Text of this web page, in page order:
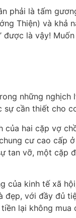
phải là tấm
Thiện) và khả
được là vậy!
những
sự cần thiết
hai cặp vợ
cư cao cấp
tan vỡ, một cặp
của kinh tế xã
đẹp, với đầy đủ
lại không mua